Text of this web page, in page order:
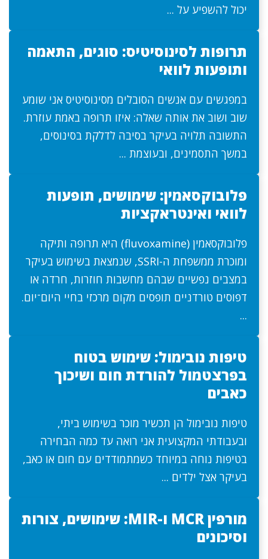
יכול להשפיע על ...
תרופות לסינוסיטיס: סוגים, התאמה
ותופעות לוואי
במפגשים עם אנשים הסובלים מסינוסיטיס אני שומע
שוב ושוב את אותה שאלה: איזו תרופה באמת עוזרת.
התשובה תלויה בעיקר בסיבה לדלקת בסינוסים,
במשך התסמינים, ובעוצמת ...
פלובוקסאמין: שימושים, תופעות
לוואי ואינטראקציות
פלובוקסאמין (fluvoxamine) היא תרופה ותיקה
ומוכרת ממשפחת ה-SSRI, שנמצאת בשימוש בעיקר
במצבים נפשיים שבהם מחשבות חוזרות, חרדה או
דפוסים טורדניים תופסים מקום מרכזי בחיי היום־יום.
...
טיפות נובימול: שימוש בטוח
בפרצטמול להורדת חום ושיכוך
כאבים
טיפות נובימול הן תכשיר מוכר בשימוש ביתי,
ובעבודתי המקצועית אני רואה עד כמה הבחירה
בטיפות נוחה במיוחד כשמתמודדים עם חום או כאב,
בעיקר אצל ילדים ...
מורפין MCR ו-MIR: שימושים, צורות
וסיכונים